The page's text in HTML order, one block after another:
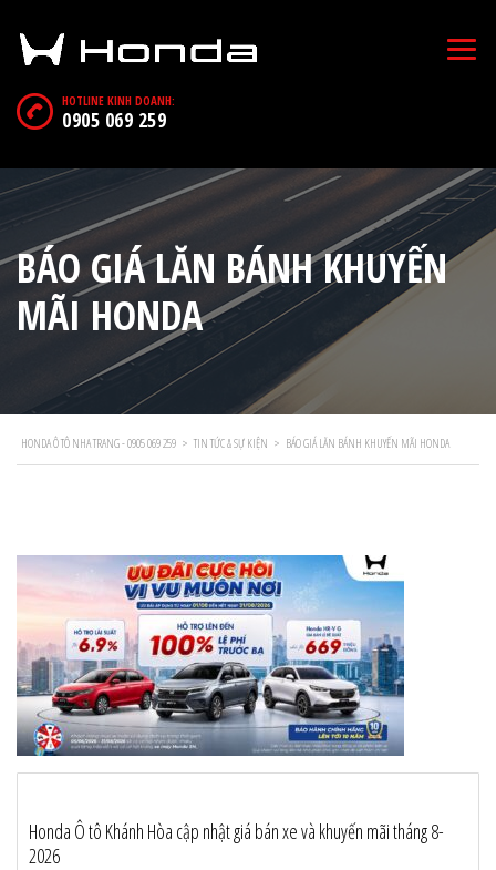
HOTLINE KINH DOANH:
0905 069 259
BÁO GIÁ LĂN BÁNH KHUYẾN
MÃI HONDA
HONDA Ô TÔ NHA TRANG - 0905 069 259 > TIN TỨC & SỰ KIỆN > BÁO GIÁ LĂN BÁNH KHUYẾN MÃI HONDA
Honda Ô tô Khánh Hòa cập nhật giá bán xe và khuyến mãi tháng 8-
2026